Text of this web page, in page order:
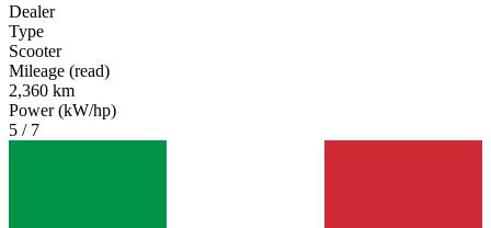
Dealer
Type
Scooter
Mileage (read)
2,360 km
Power (kW/hp)
5 / 7